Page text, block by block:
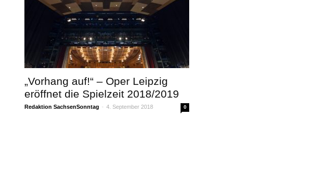
„Vorhang auf!“ – Oper Leipzig
eröffnet die Spielzeit 2018/2019
Redaktion SachsenSonntag - 4. September 2018 0